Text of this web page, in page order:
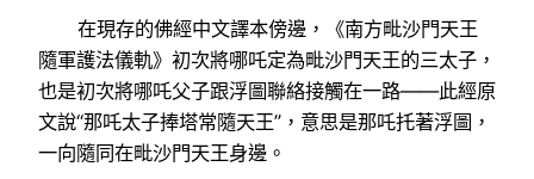
在現存的佛經中文譯本傍邊，《南方毗沙門天王
隨軍護法儀軌》初次將哪吒定為毗沙門天王的三太子，
也是初次將哪吒父子跟浮圖聯絡接觸在一路——此經原
文說“那吒太子捧塔常隨天王”，意思是那吒托著浮圖，
一向隨同在毗沙門天王身邊。